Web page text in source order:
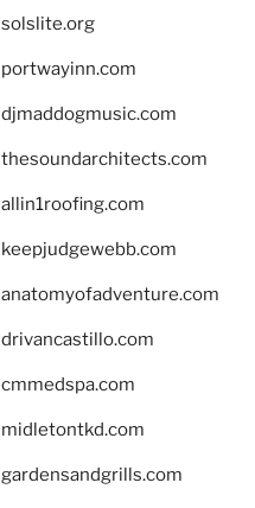
solslite.org
portwayinn.com
djmaddogmusic.com
thesoundarchitects.com
allin1roofing.com
keepjudgewebb.com
anatomyofadventure.com
drivancastillo.com
cmmedspa.com
midletontkd.com
gardensandgrills.com